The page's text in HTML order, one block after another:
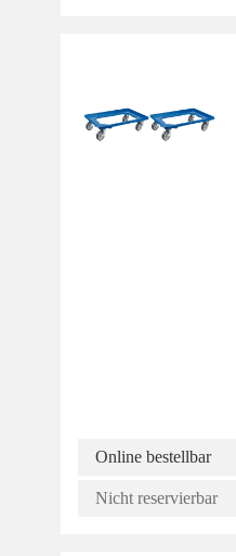
Online bestellbar
Nicht reservierbar